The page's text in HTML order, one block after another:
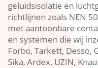
geluidsisolatie en
richtlijnen zoals NEN
met aantoonbare
en systemen die wij
Forbo, Tarkett, Desso,
Sika, Ardex, UZIN,